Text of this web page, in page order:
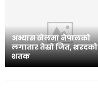
अभ्यास खेलमा नेपालको
लगातार तेस्रो जित, शरदको
शतक